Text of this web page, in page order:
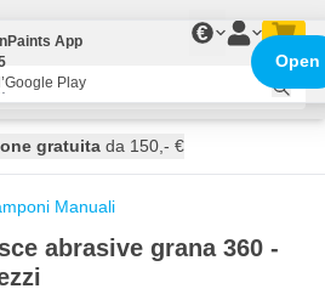
€
spedito oggi
gratuita da 150,- €
Manuali
abrasive grana 360 -
App
Play
Open